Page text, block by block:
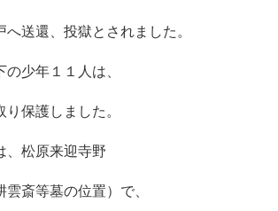
へ送還、投獄とされました。
の少年１１人は、
保護しました。
、松原来迎寺野
雲斎等墓の位置）で、